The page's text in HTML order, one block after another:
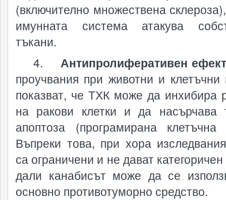
(включително множествена
имунната система атакува
тъкани.
4. Антипролиферативен
проучвания при животни и клетъчни
показват, че ТХК може да инхибира
на ракови клетки и да насърчава
апоптоза (програмирана клетъчна
Въпреки това, при хора
са ограничени и не дават категоричен
дали канабисът може да се
основно противотуморно средство.